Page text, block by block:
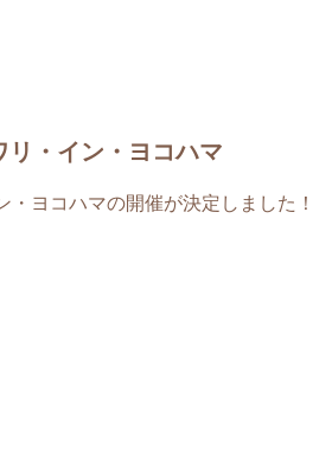
リ・イン・ヨコハマ
・ヨコハマの開催が決定しました！